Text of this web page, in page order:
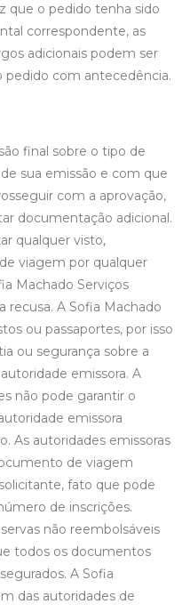
que o pedido tenha sido
correspondente, as
adicionais podem ser
pedido com antecedência.
final sobre o tipo de
sua emissão e com que
com a aprovação,
documentação adicional.
qualquer visto,
viagem por qualquer
Machado Serviços
recusa. A Sofia Machado
ou passaportes, por isso
ou segurança sobre a
emissora. A
não pode garantir o
emissora
As autoridades emissoras
de viagem
fato que pode
de inscrições.
não reembolsáveis
todos os documentos
A Sofia
das autoridades de